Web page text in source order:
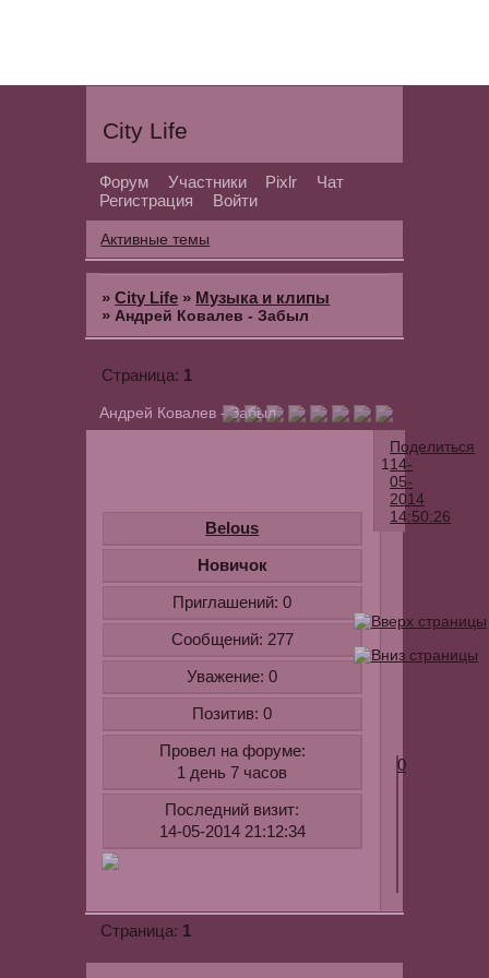
City Life
Форум Участники Pixlr
Чат
Регистрация
Войти
Активные темы
»City Life » Музыка и клипы
» Андрей Ковалев - Забыл
Андрей Ковалев - Забыл
Страница: 1
Поделиться
114-
05-
2014
14:50:26
Belous
Новичок
Приглашений: 0
Сообщений: 277
Уважение: 0
Позитив: 0
Провел на форуме:
1 день 7 часов
Последний визит:
14-05-2014 21:12:34
Забыл
Для
0
Страница: 1